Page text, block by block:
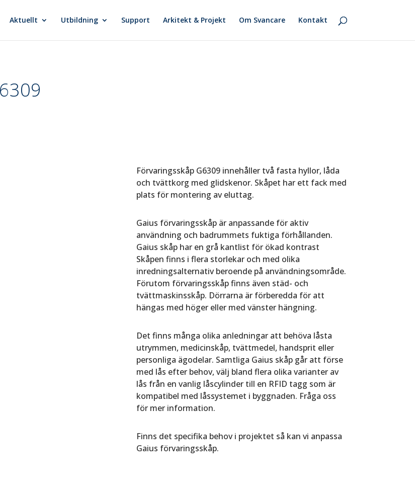
Aktuellt Utbildning Support Arkitekt & Projekt Om Svancare Kontakt
Förvaringsskåp G6309 innehåller två fasta hyllor, låda
och tvättkorg med glidskenor. Skåpet har ett fack med
plats för montering av eluttag.
Gaius förvaringsskåp är anpassande för aktiv
användning och badrummets fuktiga förhållanden.
Gaius skåp har en grå kantlist för ökad kontrast
Skåpen finns i flera storlekar och med olika
inredningsalternativ beroende på användningsområde.
Förutom förvaringsskåp finns även städ- och
tvättmaskinsskåp. Dörrarna är förberedda för att
hängas med höger eller med vänster hängning.
Det finns många olika anledningar att behöva låsta
utrymmen, medicinskåp, tvättmedel, handsprit eller
personliga ägodelar. Samtliga Gaius skåp går att förse
med lås efter behov, välj bland flera olika varianter av
lås från en vanlig låscylinder till en RFID tagg som är
kompatibel med låssystemet i byggnaden. Fråga oss
för mer information.
Finns det specifika behov i projektet så kan vi anpassa
Gaius förvaringsskåp.